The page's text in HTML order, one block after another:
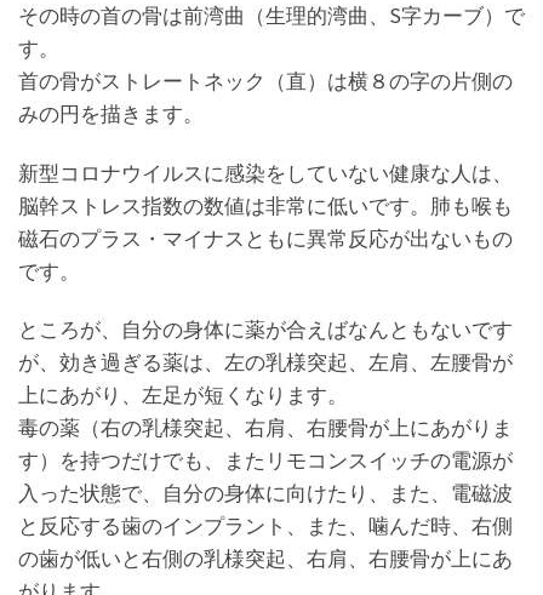
その時の首の骨は前湾曲（生理的湾曲、S字カーブ）で
す。
首の骨がストレートネック（直）は横８の字の片側の
みの円を描きます。
新型コロナウイルスに感染をしていない健康な人は、
脳幹ストレス指数の数値は非常に低いです。肺も喉も
磁石のプラス・マイナスともに異常反応が出ないもの
です。
ところが、自分の身体に薬が合えばなんともないです
が、効き過ぎる薬は、左の乳様突起、左肩、左腰骨が
上にあがり、左足が短くなります。
毒の薬（右の乳様突起、右肩、右腰骨が上にあがりま
す）を持つだけでも、またリモコンスイッチの電源が
入った状態で、自分の身体に向けたり、また、電磁波
と反応する歯のインプラント、また、噛んだ時、右側
の歯が低いと右側の乳様突起、右肩、右腰骨が上にあ